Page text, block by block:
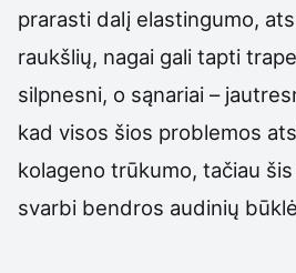
prarasti dalį elastingumo,
raukšlių, nagai gali tapti
silpnesni, o sąnariai –
kad visos šios problemos
kolageno trūkumo, tačiau
svarbi bendros audinių